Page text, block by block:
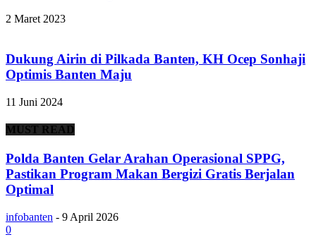
2 Maret 2023
Dukung Airin di Pilkada Banten, KH Ocep Sonhaji
Optimis Banten Maju
11 Juni 2024
MUST READ
Polda Banten Gelar Arahan Operasional SPPG,
Pastikan Program Makan Bergizi Gratis Berjalan
Optimal
infobanten - 9 April 2026
0